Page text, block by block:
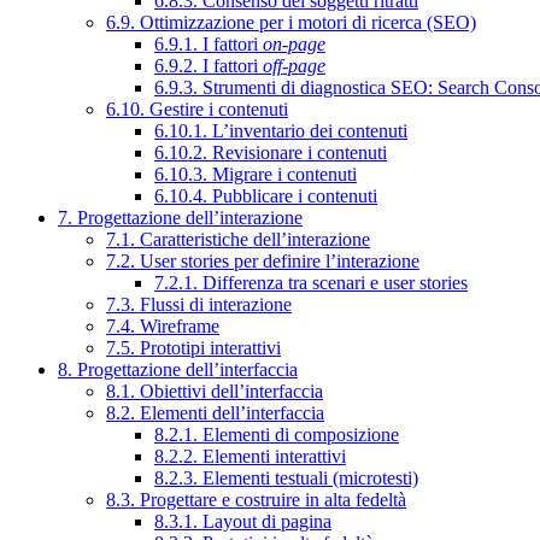
6.9. Ottimizzazione per i motori di ricerca (SEO)
6.9.1. I fattori on-page
6.9.2. I fattori off-page
6.9.3. Strumenti di diagnostica SEO: Search
6.10. Gestire i contenuti
6.10.1. L’inventario dei contenuti
6.10.2. Revisionare i contenuti
6.10.3. Migrare i contenuti
6.10.4. Pubblicare i contenuti
7. Progettazione dell’interazione
7.1. Caratteristiche dell’interazione
7.2. User stories per definire l’interazione
7.2.1. Differenza tra scenari e user stories
7.3. Flussi di interazione
7.4. Wireframe
7.5. Prototipi interattivi
8. Progettazione dell’interfaccia
8.1. Obiettivi dell’interfaccia
8.2. Elementi dell’interfaccia
8.2.1. Elementi di composizione
8.2.2. Elementi interattivi
8.2.3. Elementi testuali (microtesti)
8.3. Progettare e costruire in alta fedeltà
8.3.1. Layout di pagina